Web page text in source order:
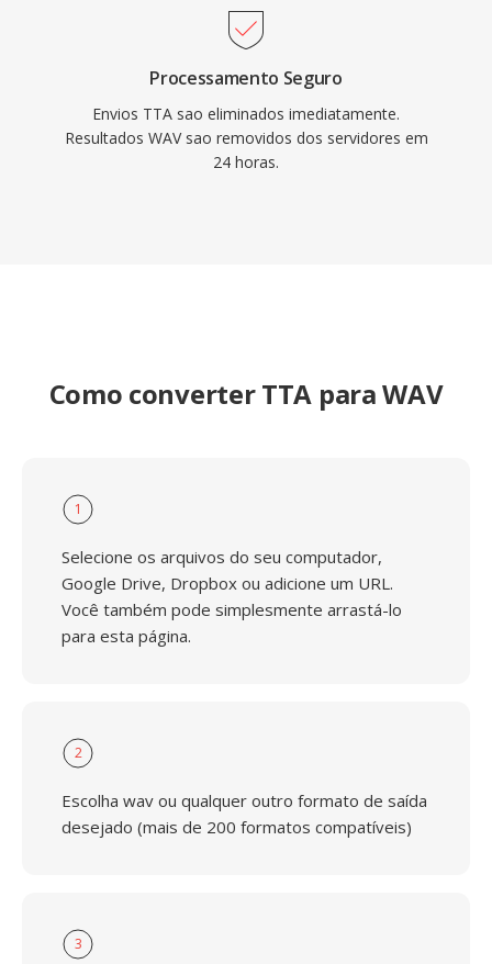
Processamento Seguro
Envios TTA sao eliminados imediatamente.
Resultados WAV sao removidos dos servidores em
24 horas.
Como converter TTA para WAV
1
Selecione os arquivos do seu computador,
Google Drive, Dropbox ou adicione um URL.
Você também pode simplesmente arrastá-lo
para esta página.
2
Escolha wav ou qualquer outro formato de saída
desejado (mais de 200 formatos compatíveis)
3